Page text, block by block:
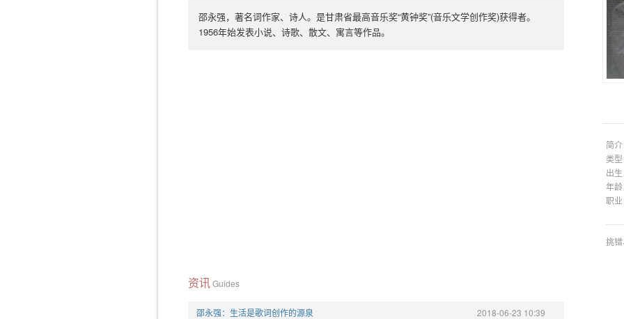
邵永强，著名词作家、诗人。是甘肃省最高音乐奖“黄钟奖”(音乐文学创作奖)获得者。
1956年始发表小说、诗歌、散文、寓言等作品。
资讯Guides
邵永强：生活是歌词创作的源泉 2018-06-23 10:39
简介
类型
出生
年龄
职业
挑错